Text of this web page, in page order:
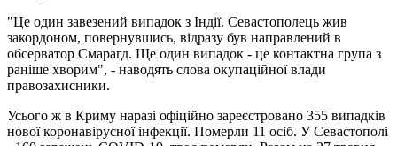
"Це один завезений випадок з Індії. Севастополець жив
закордоном, повернувшись, відразу був направлений в
обсерватор Смарагд. Ще один випадок - це контактна група з
раніше хворим", - наводять слова окупаційної влади
правозахисники.
Усього ж в Криму наразі офіційно зареєстровано 355 випадків
нової коронавірусної інфекції. Померли 11 осіб. У Севастополі